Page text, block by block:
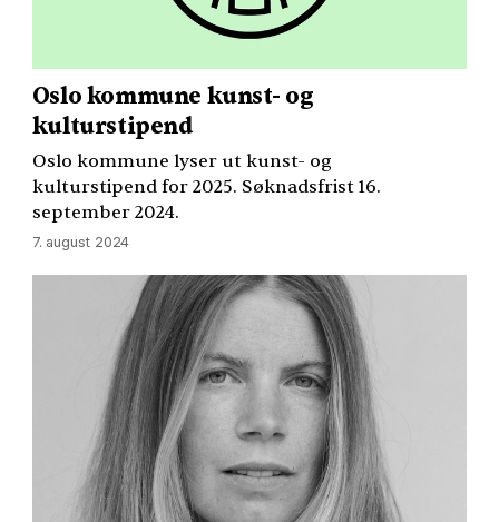
Oslo kommune kunst- og
kulturstipend
Oslo kommune lyser ut kunst- og
kulturstipend for 2025. Søknadsfrist 16.
september 2024.
7. august 2024